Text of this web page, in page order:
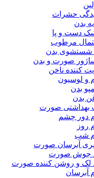
حشرات
بدن
دست و پا
مرطوب
شستشوی بدن
صورت و بدن
کننده ناخن
و لوسیون
بدن
بدن
بهداشتی صورت
دور چشم
روز
شب
آبرسان صورت
جوش صورت
لک و روشن کننده صورت
آبرسان